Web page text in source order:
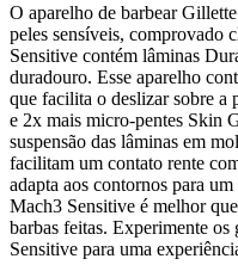
O aparelho de barbear
peles sensíveis, comprovado
Sensitive contém lâminas
duradouro. Esse aparelho
que facilita o deslizar sobre a
e 2x mais micro-pentes Skin
suspensão das lâminas em
facilitam um contato rente
adapta aos contornos para
Mach3 Sensitive é melhor
barbas feitas. Experimente os
Sensitive para uma